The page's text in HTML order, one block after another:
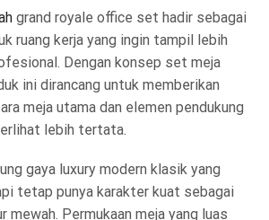
grand royale office set hadir sebagai
ruang kerja yang ingin tampil lebih
Dengan konsep set meja
ini dirancang untuk memberikan
meja utama dan elemen pendukung
lebih tertata.
gaya luxury modern klasik yang
tetap punya karakter kuat sebagai
mewah. Permukaan meja yang luas